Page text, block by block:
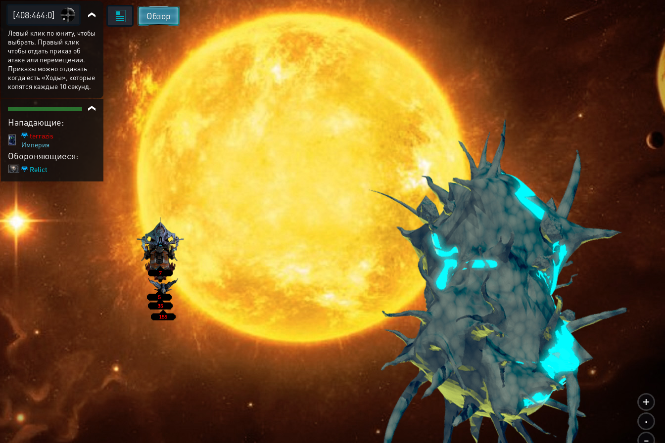
+
.
-
Обзор
[408:464:0]
Левый клик по юниту, чтобы
выбрать. Правый клик
чтобы отдать приказ об
атаке или перемещении.
Приказы можно отдавать
когда есть «Ходы», которые
копятся каждые 10 секунд.
Нападающие:
terrazis
Империя
sahson4ik
Империя
parazitus
Империя
Обороняющиеся:
Relict